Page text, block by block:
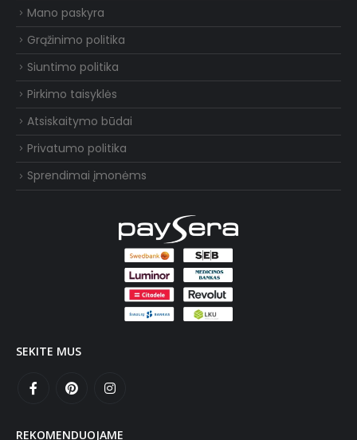
Mano paskyra
Grąžinimo politika
Siuntimo politika
Pirkimo taisyklės
Atsiskaitymo būdai
Privatumo politika
Sprendimai įmonėms
SEKITE MUS
REKOMENDUOJAME